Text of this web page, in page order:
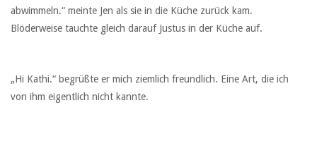
abwimmeln.“ meinte Jen als sie in die Küche zurück kam.
Blöderweise tauchte gleich darauf Justus in der Küche auf.
„Hi Kathi.“ begrüßte er mich ziemlich freundlich. Eine Art, die ich
von ihm eigentlich nicht kannte.